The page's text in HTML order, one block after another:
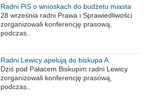
Radni PiS o wnioskach do budżetu miasta
na 2021 rok
28 września radni Prawa i Sprawiedliwości
zorganizowali konferencję prasową,
podczas..
Radni Lewicy apelują do biskupa A.
Wiesława Meringa
Dziś pod Pałacem Biskupim radni Lewicy
zorganizowali konferencję prasową,
podczas..